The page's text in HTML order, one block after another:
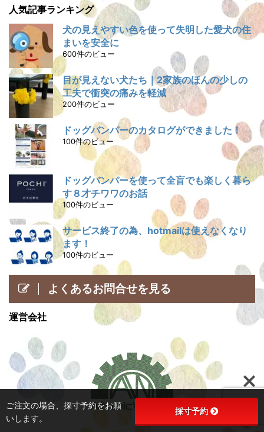
人気記事ランキング
犬の見えやすい色を使って失明した愛犬の住
まいを安全に
600件のビュー
目が見えない犬たち｜2家族のほんの少しの
工夫で衝突の痛みを軽減
200件のビュー
ドッグバンパーのカタログができました！
100件のビュー
ドッグバンパーを使って全盲でも楽しく暮ら
す８才チワワのお話
100件のビュー
サービス終了の為、hotmailは使えなくなり
ます！
100件のビュー
よくあるお問合せを見る
運営会社
ご注文の場合、採寸予約をお願
いします。
採寸予約